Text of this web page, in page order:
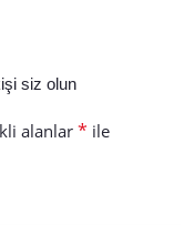
siz olun
alanlar * ile